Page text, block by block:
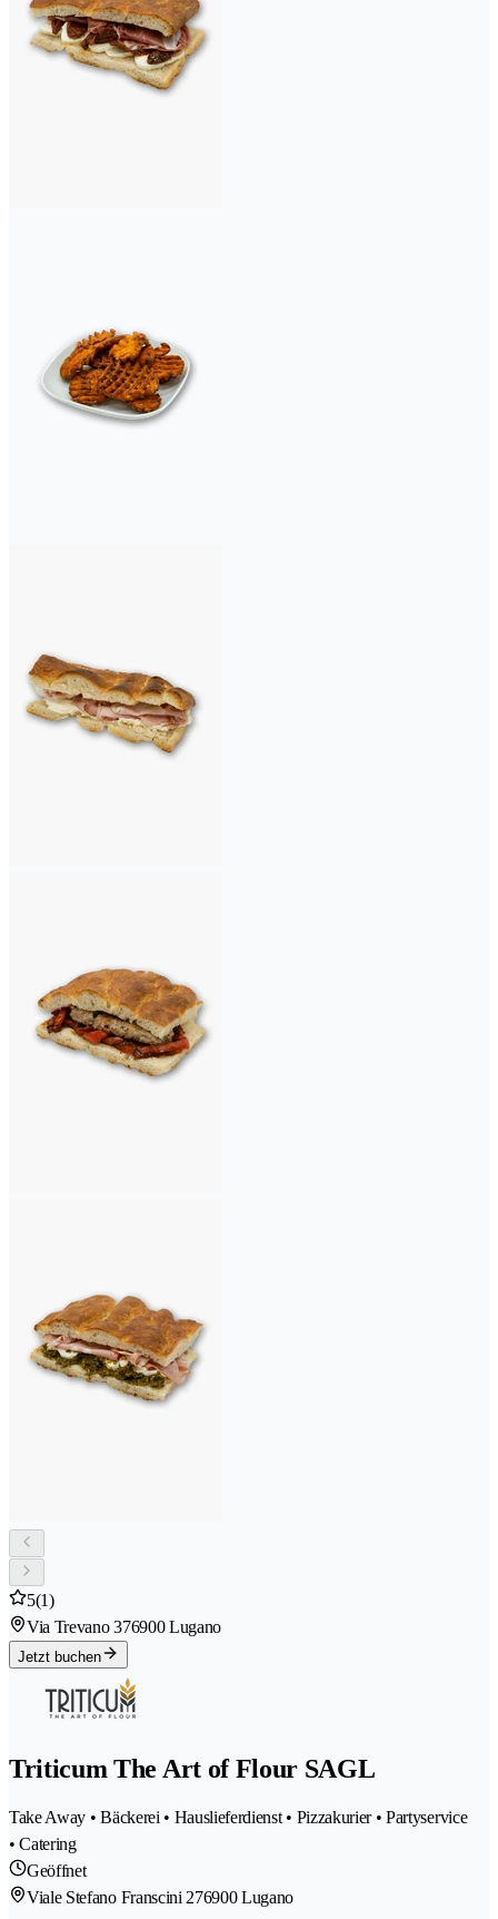
5(1)
Via Trevano 376900 Lugano
Jetzt buchen
Triticum The Art of Flour SAGL
Take Away • Bäckerei • Hauslieferdienst • Pizzakurier • Partyservice
• Catering
Geöffnet
Viale Stefano Franscini 276900 Lugano